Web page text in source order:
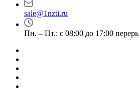
sale@1nzti.ru
Пн. – Пт.: с 08:00 до 17:00